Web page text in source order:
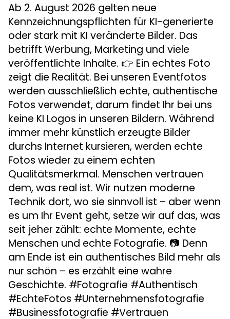
Ab 2. August 2026 gelten neue
Kennzeichnungspflichten für KI-generierte
oder stark mit KI veränderte Bilder. Das
betrifft Werbung, Marketing und viele
veröffentlichte Inhalte. 👉 Ein echtes Foto
zeigt die Realität. Bei unseren Eventfotos
werden ausschließlich echte, authentische
Fotos verwendet, darum findet Ihr bei uns
keine KI Logos in unseren Bildern. Während
immer mehr künstlich erzeugte Bilder
durchs Internet kursieren, werden echte
Fotos wieder zu einem echten
Qualitätsmerkmal. Menschen vertrauen
dem, was real ist. Wir nutzen moderne
Technik dort, wo sie sinnvoll ist – aber wenn
es um Ihr Event geht, setze wir auf das, was
seit jeher zählt: echte Momente, echte
Menschen und echte Fotografie. 📷 Denn
am Ende ist ein authentisches Bild mehr als
nur schön – es erzählt eine wahre
Geschichte. #Fotografie #Authentisch
#EchteFotos #Unternehmensfotografie
#Businessfotografie #Vertrauen